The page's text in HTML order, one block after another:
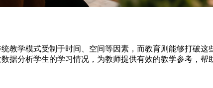
教学模式受制于时间、空间等因素，而教育则能够打破
据分析学生的学习情况，为教师提供有效的教学参考，帮